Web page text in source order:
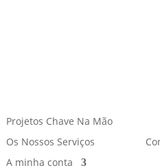
Projetos Chave Na Mão
Os Nossos Serviços
A minha conta